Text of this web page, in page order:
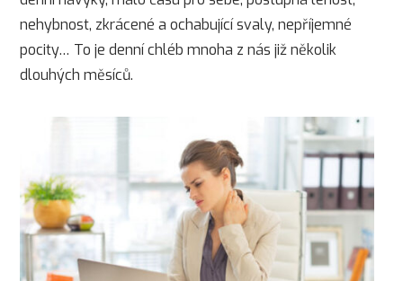
nehybnost, zkrácené a ochabující svaly, nepříjemné
pocity… To je denní chléb mnoha z nás již několik
dlouhých měsíců.